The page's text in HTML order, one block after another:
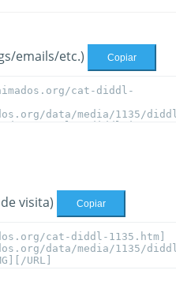
emails/etc.) Copiar
visita) Copiar